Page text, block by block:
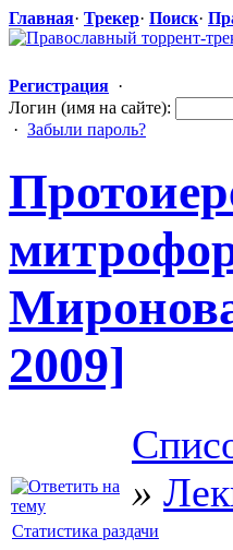
Главная· Трекер· Поиск·
Регистрация ·
Логин (имя на сайте):
· Забыли пароль?
2009]
»
Статистика раздачи